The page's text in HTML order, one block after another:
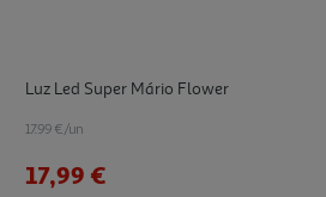
Luz Led Super Mário Flower
17.99 €/un
17,99 €